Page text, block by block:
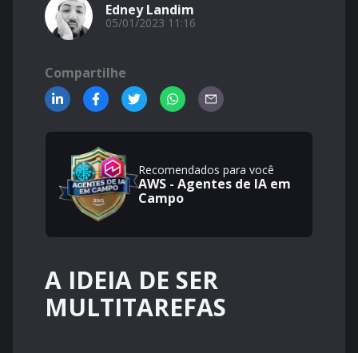
Edney Landim
05/01/2023 11:16
Compartilhe
Recomendados para você
AWS - Agentes de IA em
Campo
A IDEIA DE SER
MULTITAREFAS